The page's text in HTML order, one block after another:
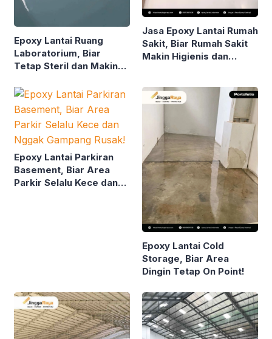
Epoxy Lantai Ruang
Laboratorium, Biar
Tetap Steril dan Makin
Jasa Epoxy Lantai Rumah
Sakit, Biar Rumah Sakit
Makin Higienis dan
Epoxy Lantai Parkiran
Basement, Biar Area
Parkir Selalu Kece dan
Epoxy Lantai Cold
Storage, Biar Area
Dingin Tetap On Point!